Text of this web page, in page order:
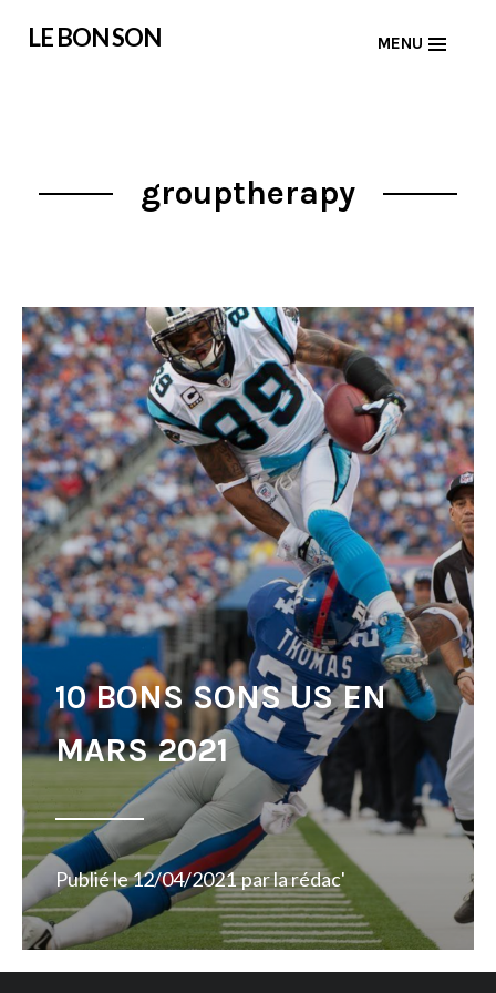
LE BON SON MENU
grouptherapy
10 BONS SONS US EN
MARS 2021
Publié le12/04/2021 parla rédac'